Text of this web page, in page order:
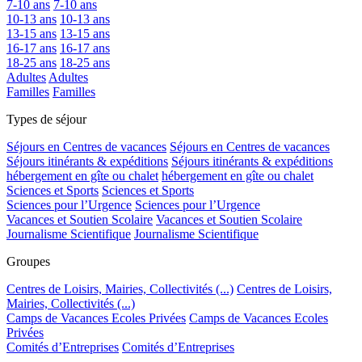
7-10 ans 7-10 ans
10-13 ans 10-13 ans
13-15 ans 13-15 ans
16-17 ans 16-17 ans
18-25 ans 18-25 ans
Adultes Adultes
Familles Familles
Types de séjour
Séjours en Centres de vacances Séjours en Centres de vacances
Séjours itinérants & expéditions Séjours itinérants & expéditions
hébergement en gîte ou chalet hébergement en gîte ou chalet
Sciences et Sports Sciences et Sports
Sciences pour l’Urgence Sciences pour l’Urgence
Vacances et Soutien Scolaire Vacances et Soutien Scolaire
Journalisme Scientifique Journalisme Scientifique
Groupes
Centres de Loisirs, Mairies, Collectivités (...) Centres de Loisirs,
Mairies, Collectivités (...)
Camps de Vacances Ecoles Privées Camps de Vacances Ecoles
Privées
Comités d’Entreprises Comités d’Entreprises